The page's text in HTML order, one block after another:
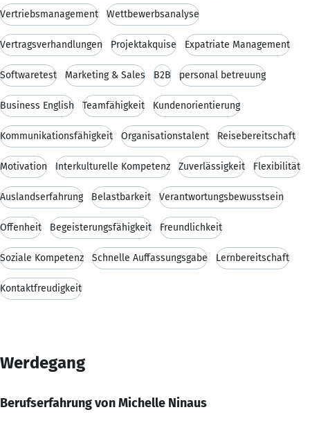
Vertriebsmanagement Wettbewerbsanalyse
Vertragsverhandlungen Projektakquise Expatriate Management
Softwaretest Marketing & Sales B2B personal betreuung
Business English Teamfähigkeit Kundenorientierung
Kommunikationsfähigkeit Organisationstalent Reisebereitschaft
Motivation Interkulturelle Kompetenz Zuverlässigkeit Flexibilität
Auslandserfahrung Belastbarkeit Verantwortungsbewusstsein
Offenheit Begeisterungsfähigkeit Freundlichkeit
Soziale Kompetenz Schnelle Auffassungsgabe Lernbereitschaft
Kontaktfreudigkeit
Werdegang
Berufserfahrung von Michelle Ninaus